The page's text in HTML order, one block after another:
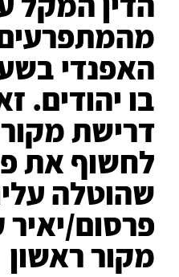
האפנדי
בו יהודים.
דרישת
לחשוף את
שהוטלה
פרסום/
מקור ראשון